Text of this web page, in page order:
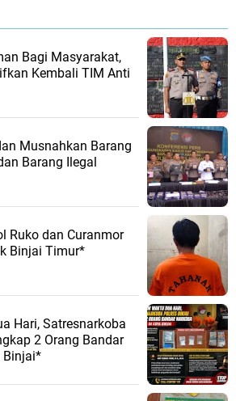
Bagi Masyarakat,
Kembali TIM Anti
Musnahkan Barang
Barang Ilegal
Ruko dan Curanmor
Binjai Timur*
Hari, Satresnarkoba
2 Orang Bandar
Binjai*